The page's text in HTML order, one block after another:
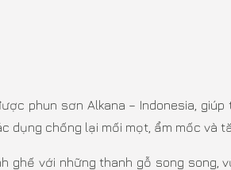
phun sơn Alkana – Indonesia,
dụng chống lại mối mọt, ẩm mốc và
với những thanh gỗ song song,